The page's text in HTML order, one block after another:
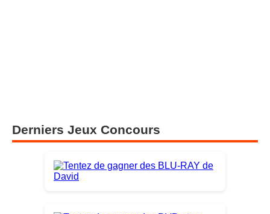
Derniers Jeux Concours